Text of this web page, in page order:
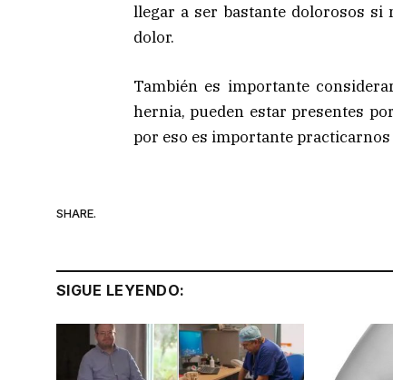
llegar a ser bastante dolorosos si
dolor.
También es importante
hernia, pueden estar presentes
por eso es importante
SHARE.
SIGUE LEYENDO: